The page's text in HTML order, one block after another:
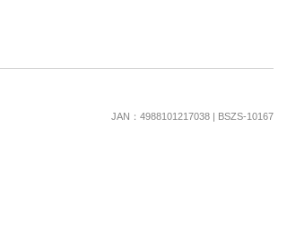
JAN：4988101217038 | BSZS-10167